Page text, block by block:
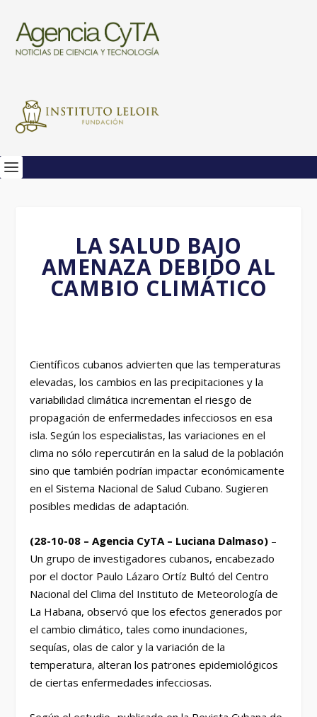
LA SALUD BAJO
AMENAZA DEBIDO AL
CAMBIO CLIMÁTICO
Científicos cubanos advierten que las temperaturas
elevadas, los cambios en las precipitaciones y la
variabilidad climática incrementan el riesgo de
propagación de enfermedades infecciosos en esa
isla. Según los especialistas, las variaciones en el
clima no sólo repercutirán en la salud de la población
sino que también podrían impactar económicamente
en el Sistema Nacional de Salud Cubano. Sugieren
posibles medidas de adaptación.
(28-10-08 – Agencia CyTA – Luciana Dalmaso) –
Un grupo de investigadores cubanos, encabezado
por el doctor Paulo Lázaro Ortíz Bultó del Centro
Nacional del Clima del Instituto de Meteorología de
La Habana, observó que los efectos generados por
el cambio climático, tales como inundaciones,
sequías, olas de calor y la variación de la
temperatura, alteran los patrones epidemiológicos
de ciertas enfermedades infecciosas.